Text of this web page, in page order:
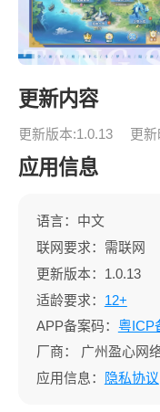
更新内容
更新版本:1.0.13 更
应用信息
语言：中文
联网要求：需联网
更新版本：1.0.13
适龄要求： 12+
APP备案码： 粤ICP
厂商：
广州盈心网
应用信息：
隐私协议